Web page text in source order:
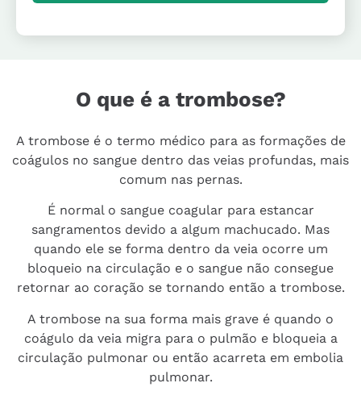
O que é a trombose?
A trombose é o termo médico para as formações de
coágulos no sangue dentro das veias profundas, mais
comum nas pernas.
É normal o sangue coagular para estancar
sangramentos devido a algum machucado. Mas
quando ele se forma dentro da veia ocorre um
bloqueio na circulação e o sangue não consegue
retornar ao coração se tornando então a trombose.
A trombose na sua forma mais grave é quando o
coágulo da veia migra para o pulmão e bloqueia a
circulação pulmonar ou então acarreta em embolia
pulmonar.